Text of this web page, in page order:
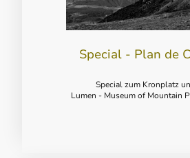
Special - Plan de
Special zum Kronplatz
Lumen - Museum of Mountain